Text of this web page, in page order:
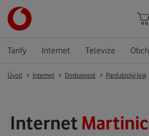
Tarify Internet Televize
Úvod Internet Dostupnost Pardubický kraj
Internet